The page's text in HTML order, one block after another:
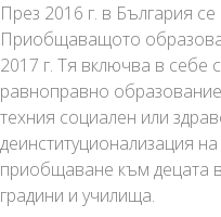
През 2016 г. в България
Приобщаващото
2017 г. Тя включва в себе
равноправно
техния социален или
деинституционализация
приобщаване към децата
градини и училища.